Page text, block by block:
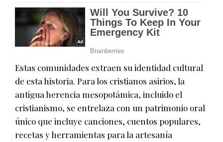
Estas comunidades extraen su identidad cultural
de esta historia. Para los cristianos asirios, la
antigua herencia mesopotámica, incluido el
cristianismo, se entrelaza con un patrimonio oral
único que incluye canciones, cuentos populares,
recetas y herramientas para la artesanía